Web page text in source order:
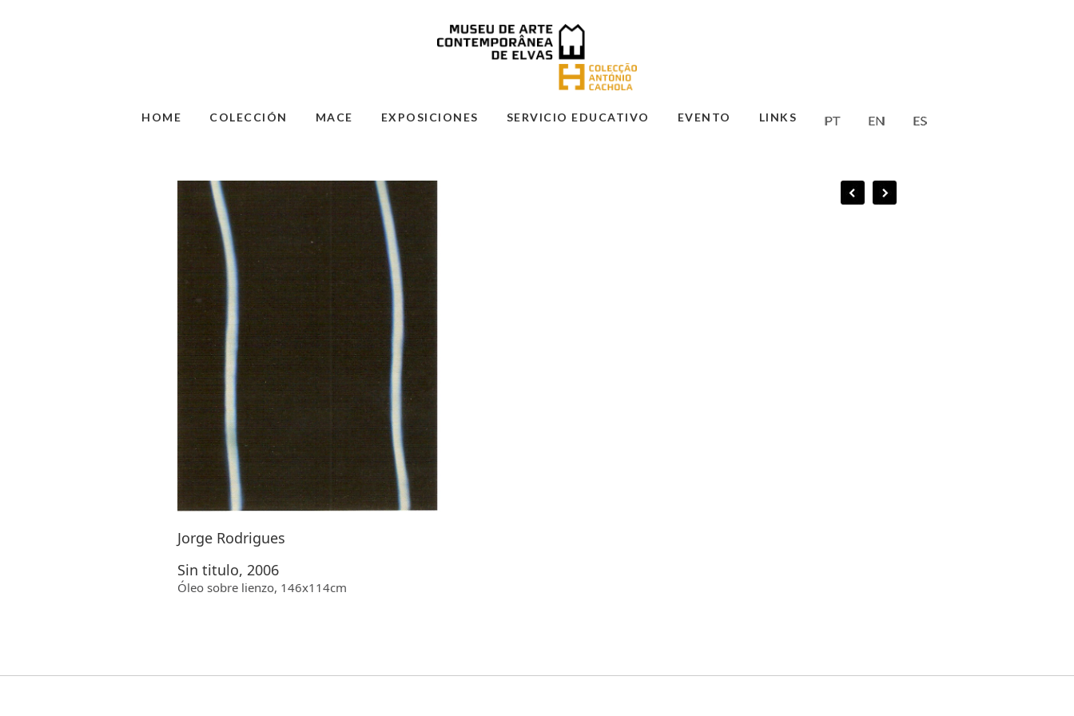
HOME COLECCIÓN MACE EXPOSICIONES SERVICIO EDUCATIVO EVENTO LINKS
Jorge Rodrigues
Sin titulo, 2006
Óleo sobre lienzo, 146x114cm